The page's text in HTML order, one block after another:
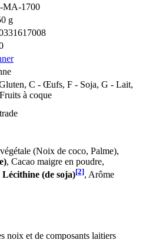
MA-1700
g
C - Œufs, F - Soja, G - Lait,
à coque
(Noix de coco, Palme),
, Cacao maigre en poudre,
Lécithine (de soja)[2], Arôme
noix et de composants laitiers